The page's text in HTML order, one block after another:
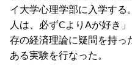
イ大学心理学部に入学する
人は、必ずCよりAが好き
存の経済理論に疑問を持っ
ある実験を行なった。